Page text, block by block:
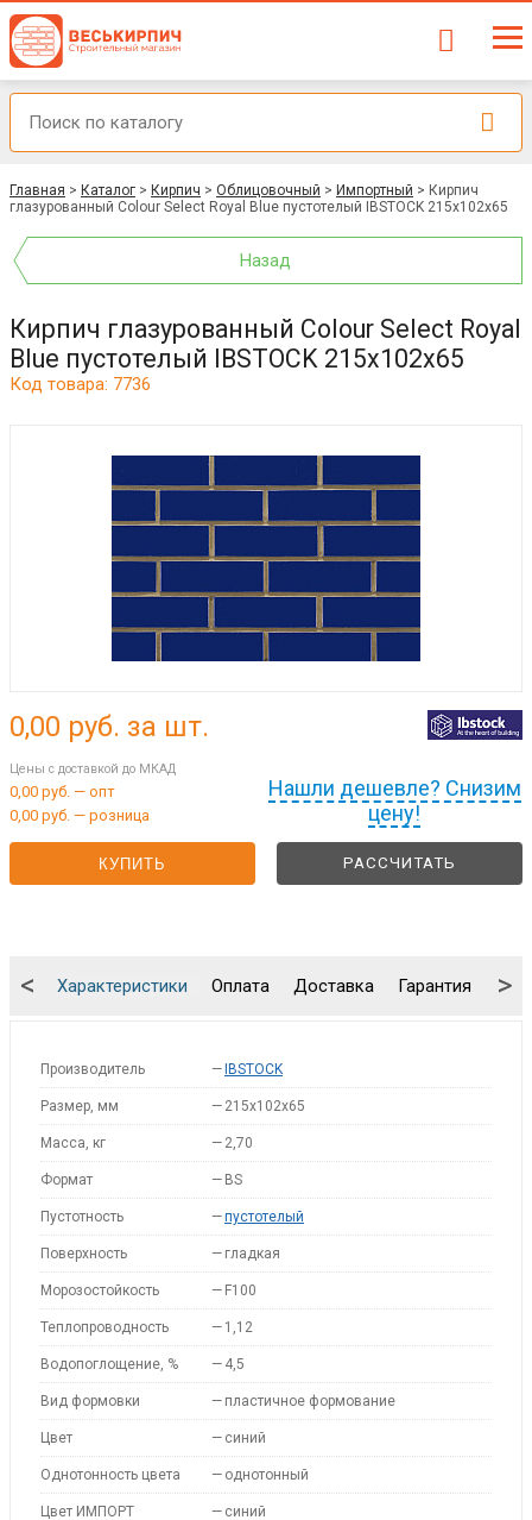
Главная > Каталог > Кирпич > Облицовочный > Импортный > Кирпич
глазурованный Colour Select Royal Blue пустотелый IBSTOCK 215x102x65
Назад
Кирпич глазурованный Colour Select Royal
Blue пустотелый IBSTOCK 215x102x65
Код товара: 7736
Нашли дешевле? Снизим
цену!
0,00 руб. за шт.
Цены с доставкой до МКАД
0,00 руб. — опт
0,00 руб. — розница
КУПИТЬ РАССЧИТАТЬ
Характеристики Оплата Доставка Гарантия
< >
Производитель — IBSTOCK
Размер, мм — 215x102x65
Масса, кг — 2,70
Формат — BS
Пустотность —пустотелый
Поверхность — гладкая
Морозостойкость — F100
Теплопроводность — 1,12
Водопоглощение, % — 4,5
Вид формовки — пластичное формование
Цвет — синий
Однотонность цвета — однотонный
Цвет ИМПОРТ — синий